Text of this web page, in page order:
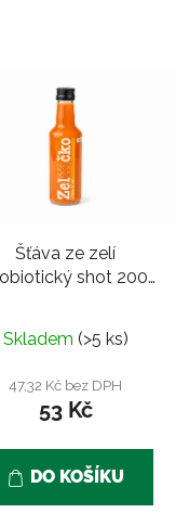
Šťáva ze zelí
shot 200
Skladem (>5 ks)
47,32 Kč bez DPH
53 Kč
DO KOŠÍKU